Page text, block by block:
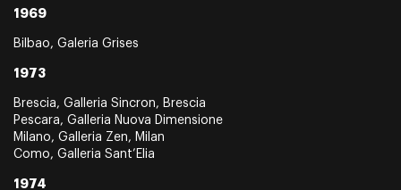
1969
Bilbao, Galeria Grises
1973
Brescia, Galleria Sincron, Brescia
Pescara, Galleria Nuova Dimensione
Milano, Galleria Zen, Milan
Como, Galleria Sant’Elia
1974